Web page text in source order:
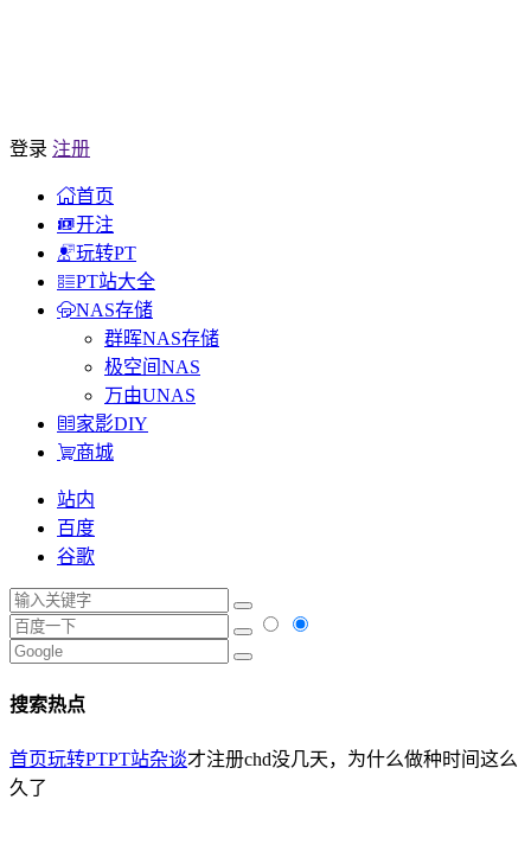
登录 注册
首页
开注
玩转PT
PT站大全
NAS存储
群晖NAS存储
极空间NAS
万由UNAS
家影DIY
商城
站内
百度
谷歌
搜索热点
首页玩转PTPT站杂谈才注册chd没几天，为什么做种时间这么
久了